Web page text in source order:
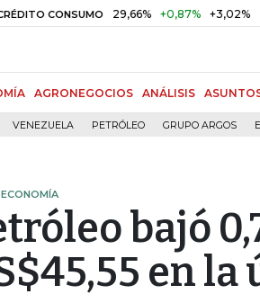
29,66% +0,87% +3,02% DTF
AGRONEGOCIOS ANÁLISIS
VENEZUELA PETRÓLEO GRUPO ARGOS
bajó
en